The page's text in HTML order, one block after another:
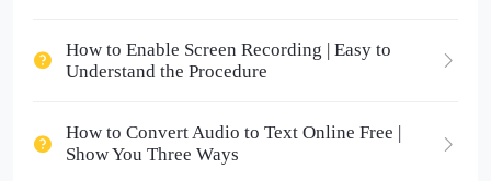
How to Enable Screen Recording | Easy to
Understand the Procedure
How to Convert Audio to Text Online Free |
Show You Three Ways